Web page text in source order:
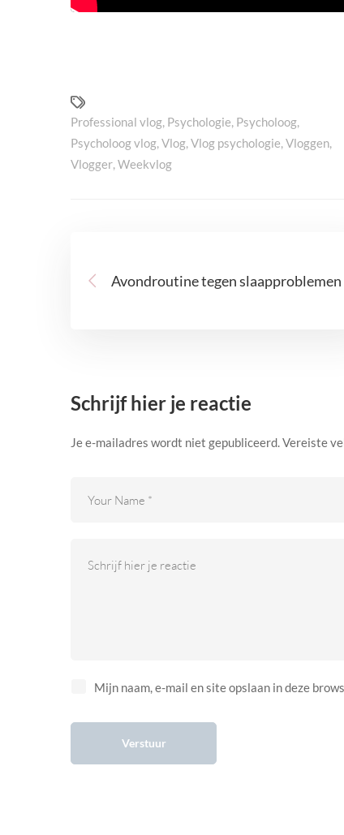
Professional vlog, Psychologie, Psycholoog,
Psycholoog vlog, Vlog, Vlog psychologie, Vloggen,
Vlogger, Weekvlog
Avondroutine tegen slaapproblemen
Schrijf hier je reactie
Je e-mailadres wordt niet gepubliceerd.Vereiste
Mijn naam, e-mail en site opslaan in deze